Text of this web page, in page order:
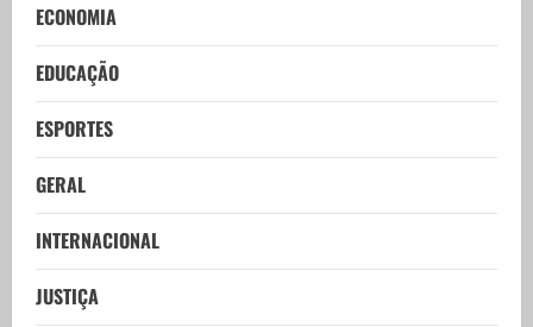
ECONOMIA
EDUCAÇÃO
ESPORTES
GERAL
INTERNACIONAL
JUSTIÇA